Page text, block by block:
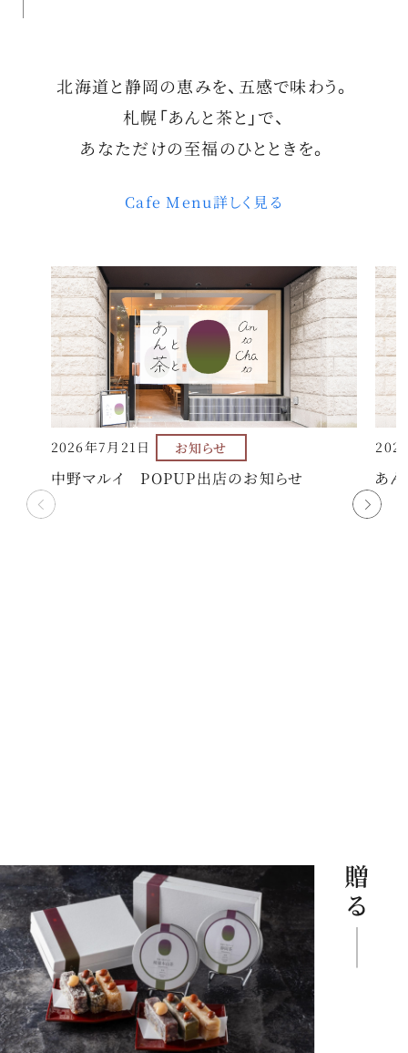
北海道と静岡の恵みを、五感で味わう。
札幌「あんと茶と」で、
あなただけの至福のひとときを。
Cafe Menu詳しく見る
2026年7月21日 お知らせ
中野マルイ POPUP出店のお知らせ あ